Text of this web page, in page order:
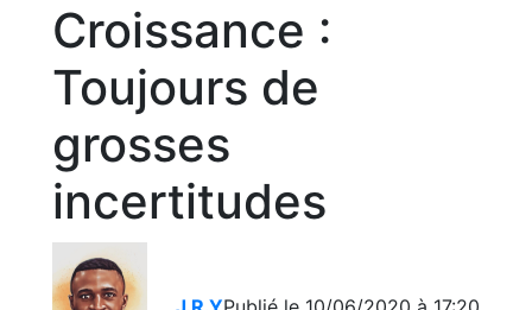
Croissance :
Toujours de
grosses
incertitudes